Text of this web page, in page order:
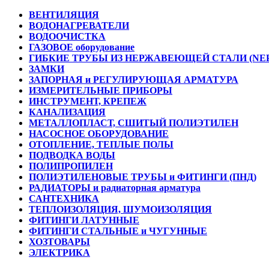
ВЕНТИЛЯЦИЯ
ВОДОНАГРЕВАТЕЛИ
ВОДООЧИСТКА
ГАЗОВОЕ оборудование
ГИБКИЕ ТРУБЫ ИЗ НЕРЖАВЕЮЩЕЙ СТАЛИ
ЗАМКИ
ЗАПОРНАЯ и РЕГУЛИРУЮЩАЯ АРМАТУРА
ИЗМЕРИТЕЛЬНЫЕ ПРИБОРЫ
ИНСТРУМЕНТ, КРЕПЕЖ
КАНАЛИЗАЦИЯ
МЕТАЛЛОПЛАСТ, СШИТЫЙ ПОЛИЭТИЛЕН
НАСОСНОЕ ОБОРУДОВАНИЕ
ОТОПЛЕНИЕ, ТЕПЛЫЕ ПОЛЫ
ПОДВОДКА ВОДЫ
ПОЛИПРОПИЛЕН
ПОЛИЭТИЛЕНОВЫЕ ТРУБЫ и ФИТИНГИ (ПНД)
РАДИАТОРЫ и радиаторная арматура
САНТЕХНИКА
ТЕПЛОИЗОЛЯЦИЯ, ШУМОИЗОЛЯЦИЯ
ФИТИНГИ ЛАТУННЫЕ
ФИТИНГИ СТАЛЬНЫЕ и ЧУГУННЫЕ
ХОЗТОВАРЫ
ЭЛЕКТРИКА